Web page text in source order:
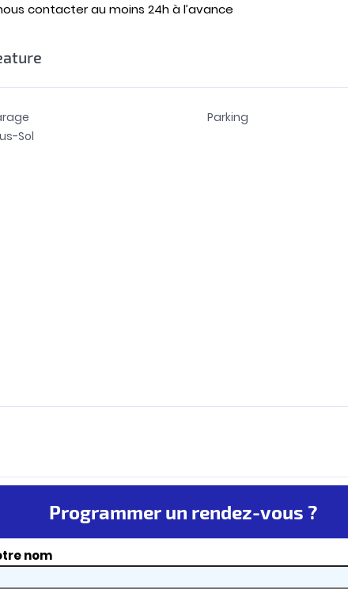
contacter au moins 24h à l’avance
Parking
Sol
Programmer un rendez-vous ?
nom